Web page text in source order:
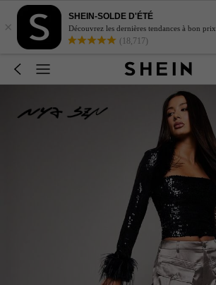
×
SHEIN-SOLDE D'ÉTÉ
Découvrez les dernières tendances à bon prix.
(18,717)